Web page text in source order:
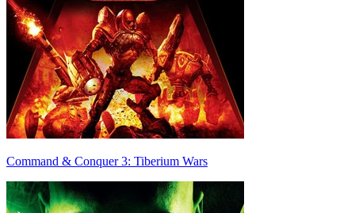
Command & Conquer 3: Tiberium Wars